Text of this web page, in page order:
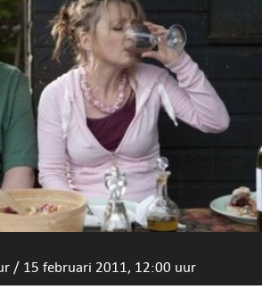
/ 15 februari 2011, 12:00 uur